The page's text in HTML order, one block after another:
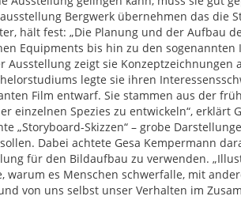
Bergwerk übernehmen das die
hält fest: „Die Planung und der Aufbau
Equipments bis hin zu den sogenannten
zeigt sie Konzeptzeichnungen
legte sie ihren
Film entwarf. Sie stammen aus der
einzelnen Spezies zu entwickeln“, erklärt
„Storyboard-Skizzen“ – grobe
Dabei achtete Gesa Kempermann
für den Bildaufbau zu verwenden.
es Menschen schwerfalle, mit
von uns selbst unser Verhalten im